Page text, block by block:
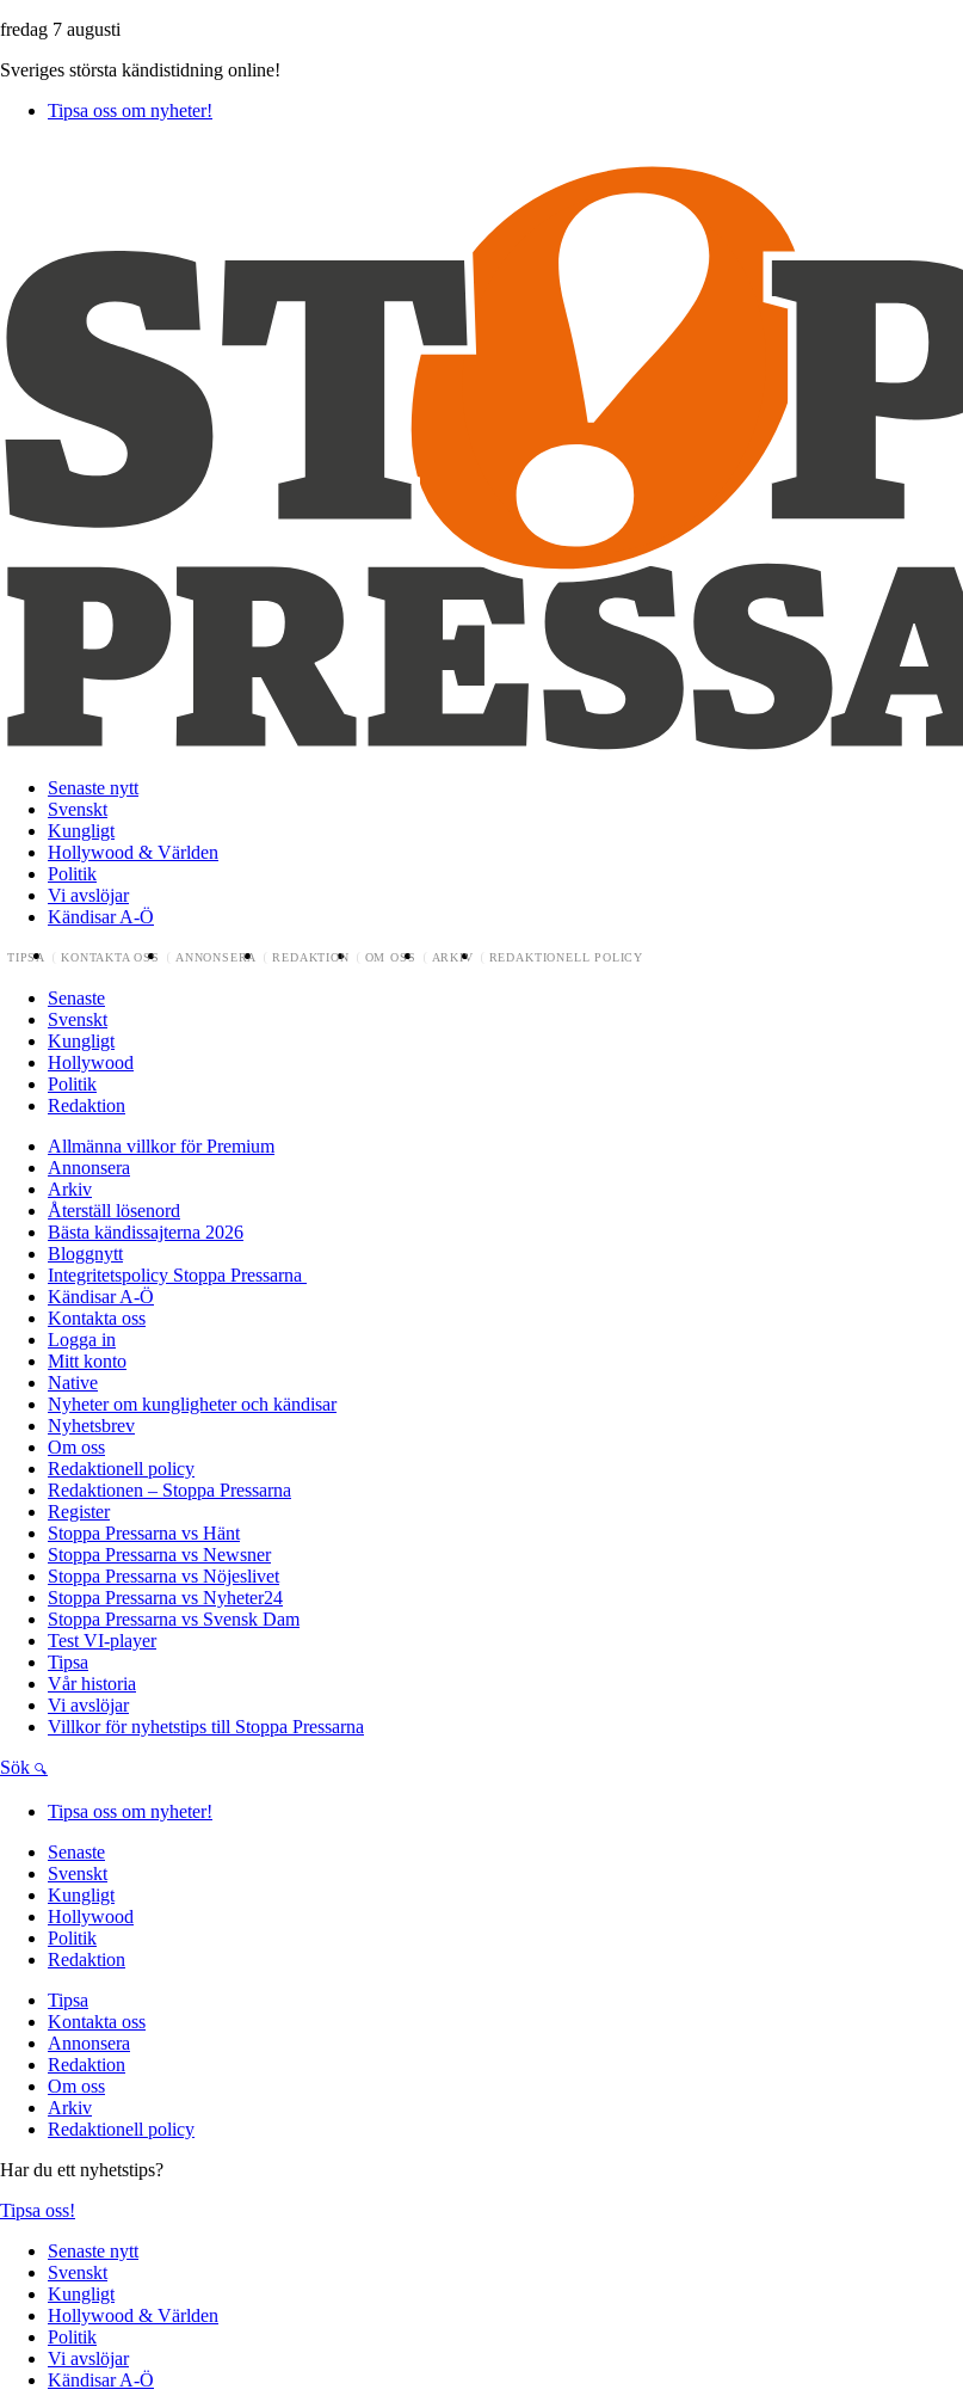
fredag 7 augusti
Sveriges största kändistidning online!
Tipsa oss om nyheter!
Senaste nytt
Svenskt
Kungligt
Hollywood & Världen
Politik
Vi avslöjar
Kändisar A-Ö
TIPSA KONTAKTA OSS ANNONSERA REDAKTION OM OSS ARKIV REDAKTIONELL POLICY
Senaste
Svenskt
Kungligt
Hollywood
Politik
Redaktion
Allmänna villkor för Premium
Annonsera
Arkiv
Återställ lösenord
Bästa kändissajterna 2026
Bloggnytt
Integritetspolicy Stoppa Pressarna
Kändisar A-Ö
Kontakta oss
Logga in
Mitt konto
Native
Nyheter om kungligheter och kändisar
Nyhetsbrev
Om oss
Redaktionell policy
Redaktionen – Stoppa Pressarna
Register
Stoppa Pressarna vs Hänt
Stoppa Pressarna vs Newsner
Stoppa Pressarna vs Nöjeslivet
Stoppa Pressarna vs Nyheter24
Stoppa Pressarna vs Svensk Dam
Test VI-player
Tipsa
Vår historia
Vi avslöjar
Villkor för nyhetstips till Stoppa Pressarna
Sök
Tipsa oss om nyheter!
Senaste
Svenskt
Kungligt
Hollywood
Politik
Redaktion
Tipsa
Kontakta oss
Annonsera
Redaktion
Om oss
Arkiv
Redaktionell policy
Har du ett nyhetstips?
Tipsa oss!
Senaste nytt
Svenskt
Kungligt
Hollywood & Världen
Politik
Vi avslöjar
Kändisar A-Ö